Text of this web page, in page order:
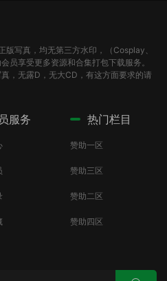
写真，均无第三方水印，（Cosplay、
员享受更多资源和合集打包下载服务。
，无露D，无大CD，有这方面要求的请
服务 热门栏目
赞助一区
赞助三区
赞助二区
赞助四区